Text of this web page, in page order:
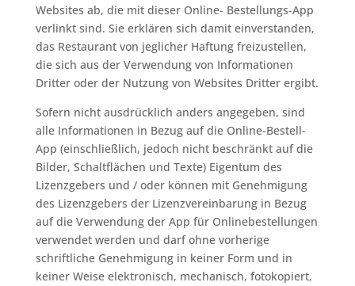
Websites ab, die mit dieser Online- Bestellungs-App
verlinkt sind. Sie erklären sich damit einverstanden,
das Restaurant von jeglicher Haftung freizustellen,
die sich aus der Verwendung von Informationen
Dritter oder der Nutzung von Websites Dritter ergibt.
Sofern nicht ausdrücklich anders angegeben, sind
alle Informationen in Bezug auf die Online-Bestell-
App (einschließlich, jedoch nicht beschränkt auf die
Bilder, Schaltflächen und Texte) Eigentum des
Lizenzgebers und / oder können mit Genehmigung
des Lizenzgebers der Lizenzvereinbarung in Bezug
auf die Verwendung der App für Onlinebestellungen
verwendet werden und darf ohne vorherige
schriftliche Genehmigung in keiner Form und in
keiner Weise elektronisch, mechanisch, fotokopiert,